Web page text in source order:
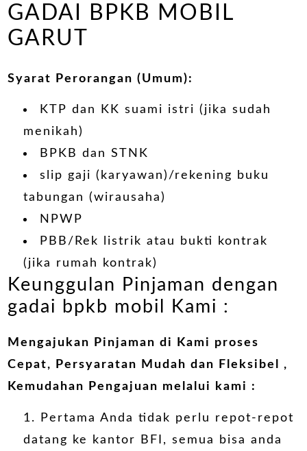
GADAI BPKB MOBIL
GARUT
Syarat Perorangan (Umum):
KTP dan KK suami istri (jika sudah
menikah)
BPKB dan STNK
slip gaji (karyawan)/rekening buku
tabungan (wirausaha)
NPWP
PBB/Rek listrik atau bukti kontrak
(jika rumah kontrak)
Keunggulan Pinjaman dengan
gadai bpkb mobil Kami :
Mengajukan Pinjaman di Kami proses
Cepat, Persyaratan Mudah dan Fleksibel ,
Kemudahan Pengajuan melalui kami :
Pertama Anda tidak perlu repot-repot
datang ke kantor BFI, semua bisa anda